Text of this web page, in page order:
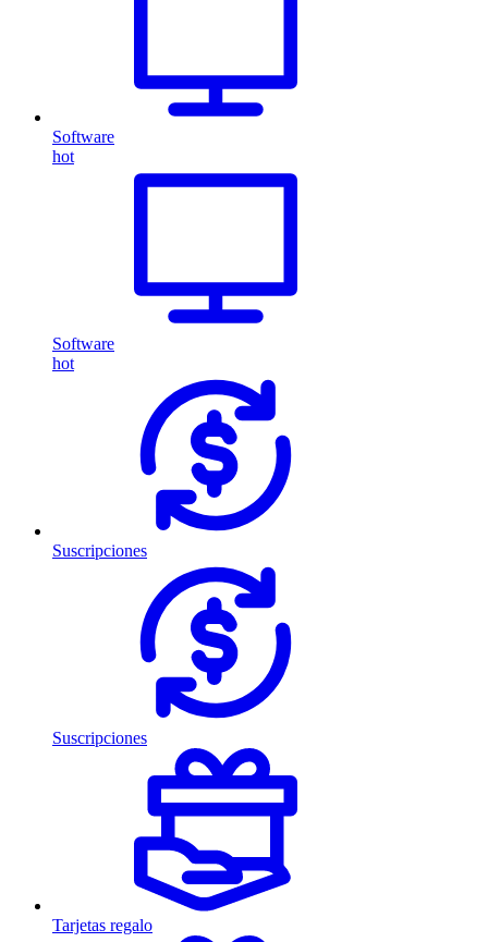
Software
hot
Software
hot
Suscripciones
Suscripciones
Tarjetas regalo